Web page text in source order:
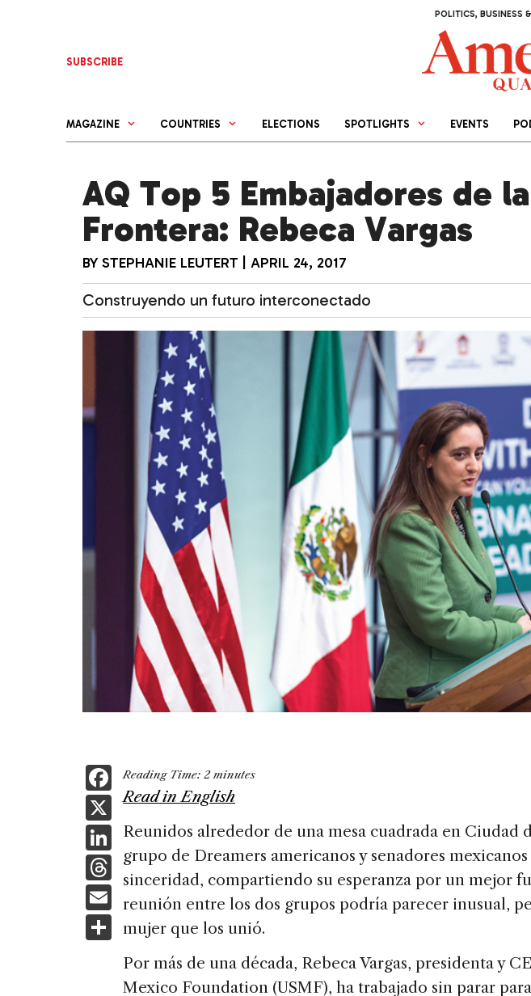
POLITICS, BUSINESS
SUBSCRIBE
MAGAZINE COUNTRIES ELECTIONS SPOTLIGHTS EVENTS
AQ Top 5 Embajadores de la
Frontera: Rebeca Vargas
BY STEPHANIE LEUTERT APRIL 24, 2017
Construyendo un futuro interconectado
F
a
c
e
b
o
o
k
X
Li
n
k
e
dI
n
T
h
re
d
E
m
ai
S
h
ar
Reading Time: 2 minutes
Read in English
Reunidos alrededor de una mesa cuadrada en Ciudad
grupo de Dreamers americanos y senadores
sinceridad, compartiendo su esperanza por un mejor
reunión entre los dos grupos podría parecer inusual,
mujer que los unió.
Por más de una década, Rebeca Vargas, presidenta y
Mexico Foundation (USMF), ha trabajado sin parar